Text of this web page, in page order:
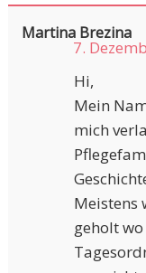
Martina Brezina
7.
Hi,
Mein
mich
Meistens
geholt